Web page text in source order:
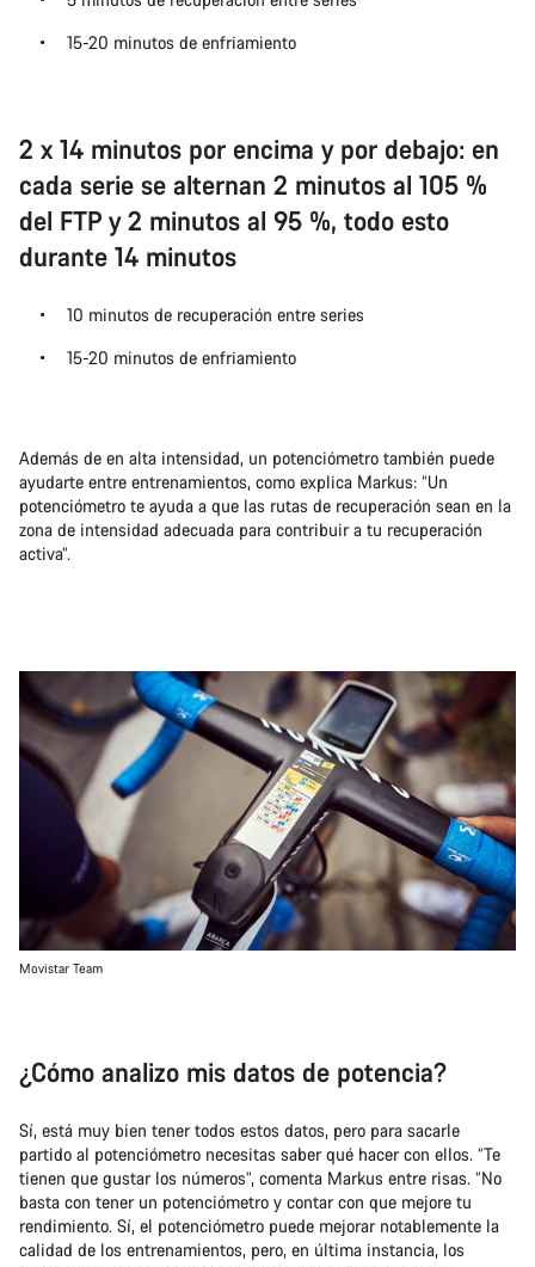
15-20 minutos de enfriamiento
2 x 14 minutos por encima y por debajo: en
cada serie se alternan 2 minutos al 105 %
del FTP y 2 minutos al 95 %, todo esto
durante 14 minutos
10 minutos de recuperación entre series
15-20 minutos de enfriamiento
Además de en alta intensidad, un potenciómetro también puede
ayudarte entre entrenamientos, como explica Markus: “Un
potenciómetro te ayuda a que las rutas de recuperación sean en la
zona de intensidad adecuada para contribuir a tu recuperación
activa”.
Movistar Team
¿Cómo analizo mis datos de potencia?
Sí, está muy bien tener todos estos datos, pero para sacarle
partido al potenciómetro necesitas saber qué hacer con ellos. “Te
tienen que gustar los números”, comenta Markus entre risas. “No
basta con tener un potenciómetro y contar con que mejore tu
rendimiento. Sí, el potenciómetro puede mejorar notablemente la
calidad de los entrenamientos, pero, en última instancia, los